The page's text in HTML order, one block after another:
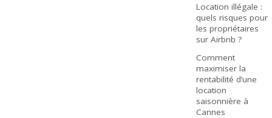
Location illégale :
quels risques pour
les propriétaires
sur Airbnb ?
Comment
maximiser la
rentabilité d’une
location
saisonnière à
Cannes